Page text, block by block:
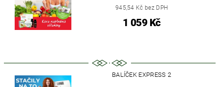
945,54 Kč bez DPH
1 059 Kč
BALÍČEK EXPRESS 2